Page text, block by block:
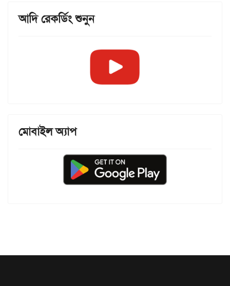
আদি রেকর্ডিং শুনুন
মোবাইল অ্যাপ